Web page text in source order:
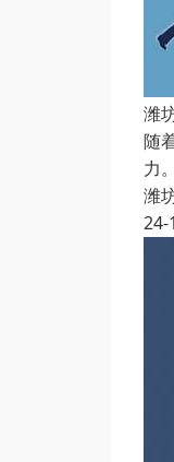
潍
随
力
潍
24-